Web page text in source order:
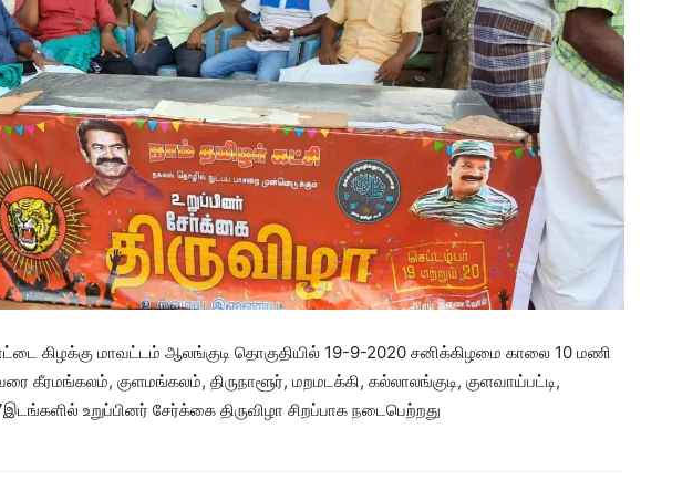
கிழக்கு மாவட்டம் ஆலங்குடி தொகுதியில் 19-9-2020 சனிக்கிழமை காலை 10 மணி
கீரமங்கலம், குளமங்கலம், திருநாளூர், மறமடக்கி, கல்லாலங்குடி, குளவாய்பட்டி,
உறுப்பினர் சேர்க்கை திருவிழா சிறப்பாக நடைபெற்றது